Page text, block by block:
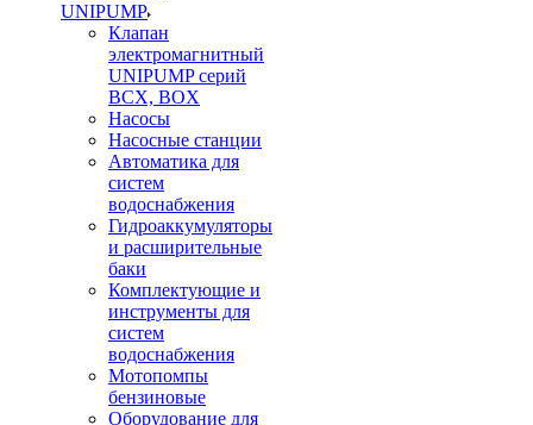
UNIPUMP
Клапан
электромагнитный
UNIPUMP серий
BCX, BOX
Насосы
Насосные станции
Автоматика для
систем
водоснабжения
Гидроаккумуляторы
и расширительные
баки
Комплектующие и
инструменты для
систем
водоснабжения
Мотопомпы
бензиновые
Оборудование для